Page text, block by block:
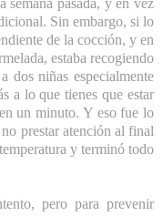
semana pasada, y en vez
Sin embargo, si lo
de la cocción, y en
estaba recogiendo
dos niñas especialmente
a lo que tienes que estar
un minuto. Y eso fue lo
prestar atención al final
y terminó todo
pero para prevenir